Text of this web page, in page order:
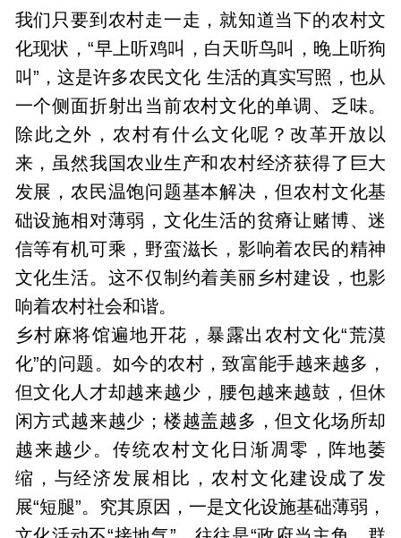
我们只要到农村走一走，就知道当下的农村文
化现状，“早上听鸡叫，白天听鸟叫，晚上听狗
叫”，这是许多农民文化 生活的真实写照，也从
一个侧面折射出当前农村文化的单调、乏味。
除此之外，农村有什么文化呢？改革开放以
来，虽然我国农业生产和农村经济获得了巨大
发展，农民温饱问题基本解决，但农村文化基
础设施相对薄弱，文化生活的贫瘠让赌博、迷
信等有机可乘，野蛮滋长，影响着农民的精神
文化生活。这不仅制约着美丽乡村建设，也影
响着农村社会和谐。
乡村麻将馆遍地开花，暴露出农村文化“荒漠
化”的问题。如今的农村，致富能手越来越多，
但文化人才却越来越少，腰包越来越鼓，但休
闲方式越来越少；楼越盖越多，但文化场所却
越来越少。传统农村文化日渐凋零，阵地萎
缩，与经济发展相比，农村文化建设成了发
展“短腿”。究其原因，一是文化设施基础薄弱，